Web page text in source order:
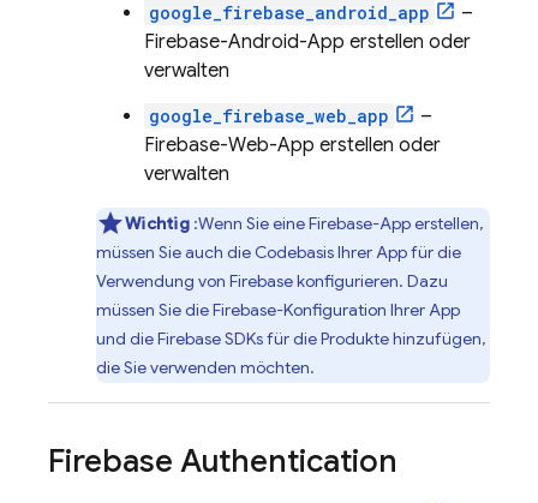
google_firebase_android_app
–
Firebase-Android-App erstellen oder
verwalten
google_firebase_web_app
–
Firebase-Web-App erstellen oder
verwalten
Wichtig:Wenn Sie eine Firebase-App erstellen,
müssen Sie auch die Codebasis Ihrer App für die
Verwendung von Firebase konfigurieren. Dazu
müssen Sie die Firebase-Konfiguration Ihrer App
und die Firebase SDKs für die Produkte hinzufügen,
die Sie verwenden möchten.
Firebase Authentication